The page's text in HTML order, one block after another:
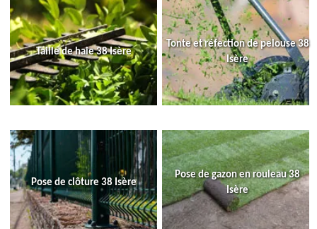
Taille de haie 38 Isère
Tonte et réfection de pelouse 38
Isère
Pose de clôture 38 Isère
Pose de gazon en rouleau 38
Isère